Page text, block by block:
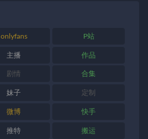
onlyfans P站
主播 作品
剧情 合集
妹子 定制
微博 快手
推特 搬运